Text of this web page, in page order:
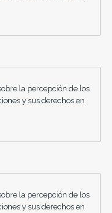
la percepción de los
y sus derechos en
la percepción de los
y sus derechos en